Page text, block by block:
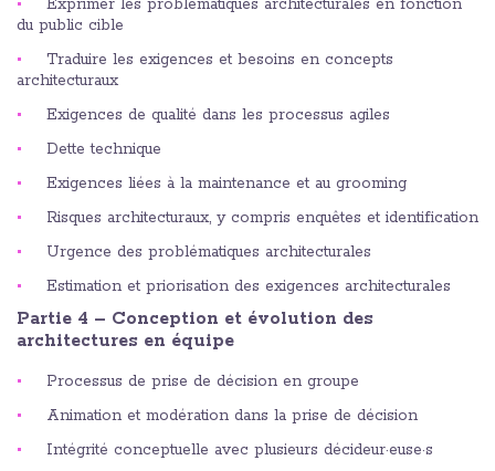
Exprimer les problématiques architecturales en fonction
du public cible
Traduire les exigences et besoins en concepts
architecturaux
Exigences de qualité dans les processus agiles
Dette technique
Exigences liées à la maintenance et au grooming
Risques architecturaux, y compris enquêtes et identification
Urgence des problématiques architecturales
Estimation et priorisation des exigences architecturales
Partie 4 – Conception et évolution des
architectures en équipe
Processus de prise de décision en groupe
Animation et modération dans la prise de décision
Intégrité conceptuelle avec plusieurs décideur·euse·s